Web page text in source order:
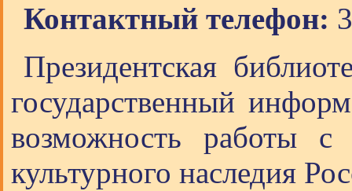
Контактный телефон:
Президентская
государственный
возможность работы с
культурного наследия